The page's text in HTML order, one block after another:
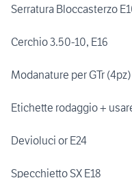
Serratura Bloccasterzo
Cerchio 3.50-10, E16
Modanature per GTr
Etichette rodaggio +
Devioluci or E24
Specchietto SX E18